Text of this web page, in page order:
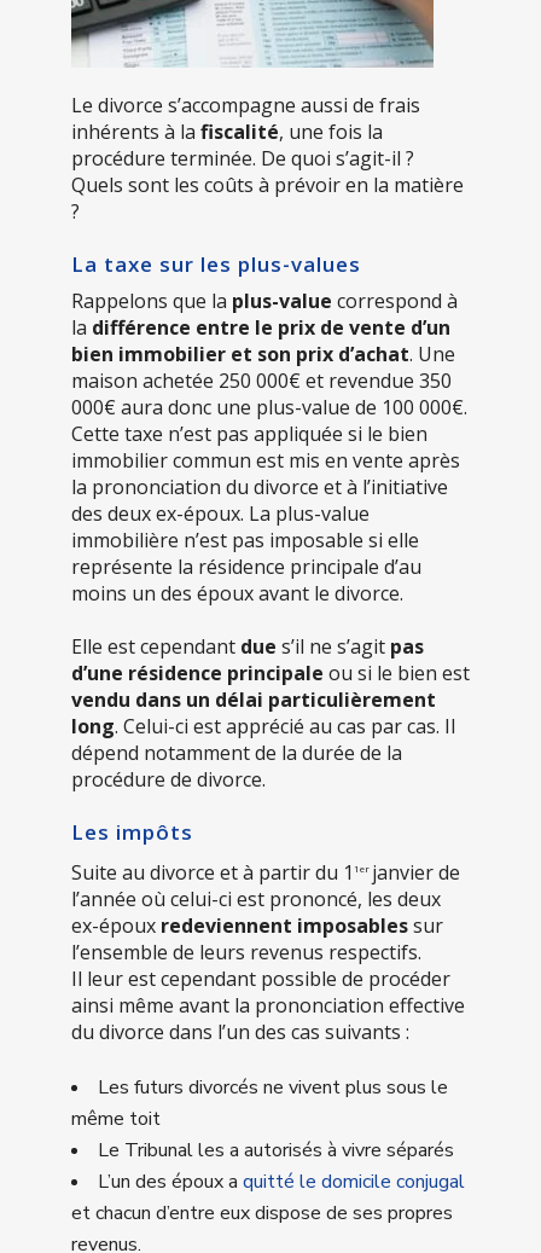
Le divorce s’accompagne aussi de frais
inhérents à la fiscalité, une fois la
procédure terminée. De quoi s’agit-il ?
Quels sont les coûts à prévoir en la matière
?
La taxe sur les plus-values
Rappelons que la plus-value correspond à
la différence entre le prix de vente d’un
bien immobilier et son prix d’achat. Une
maison achetée 250 000€ et revendue 350
000€ aura donc une plus-value de 100 000€.
Cette taxe n’est pas appliquée si le bien
immobilier commun est mis en vente après
la prononciation du divorce et à l’initiative
des deux ex-époux. La plus-value
immobilière n’est pas imposable si elle
représente la résidence principale d’au
moins un des époux avant le divorce.
Elle est cependant due s’il ne s’agit pas
d’une résidence principale ou si le bien est
vendu dans un délai particulièrement
long. Celui-ci est apprécié au cas par cas. Il
dépend notamment de la durée de la
procédure de divorce.
Les impôts
Suite au divorce et à partir du 1 1er janvier de
l’année où celui-ci est prononcé, les deux
ex-époux redeviennent imposablessur
l’ensemble de leurs revenus respectifs.
Il leur est cependant possible de procéder
ainsi même avant la prononciation effective
du divorce dans l’un des cas suivants :
Les futurs divorcés ne vivent plus sous le
même toit
Le Tribunal les a autorisés à vivre séparés
L’un des époux a quitté le domicile conjugal
et chacun d’entre eux dispose de ses propres
revenus.